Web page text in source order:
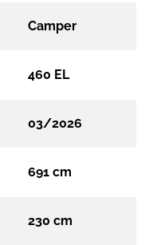
Camper
460 EL
03/2026
691 cm
230 cm